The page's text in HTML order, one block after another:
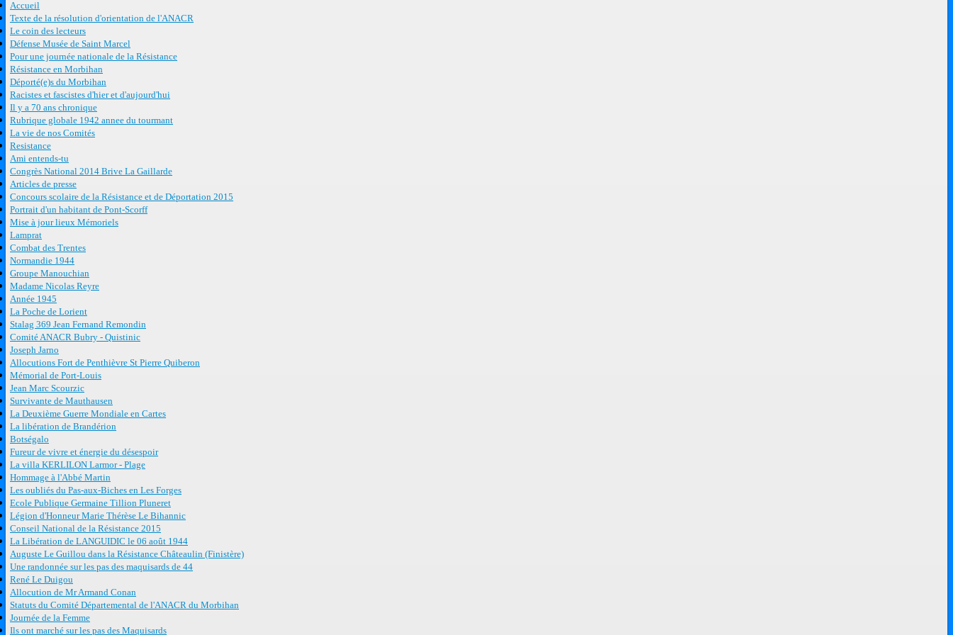
Accueil
Texte de la résolution d'orientation de l'ANACR
Le coin des lecteurs
Défense Musée de Saint Marcel
Pour une journée nationale de la Résistance
Résistance en Morbihan
Déporté(e)s du Morbihan
Racistes et fascistes d'hier et d'aujourd'hui
Il y a 70 ans chronique
Rubrique globale 1942 annee du tourmant
La vie de nos Comités
Resistance
Ami entends-tu
Congrès National 2014 Brive La Gaillarde
Articles de presse
Concours scolaire de la Résistance et de Déportation 2015
Portrait d'un habitant de Pont-Scorff
Mise à jour lieux Mémoriels
Lamprat
Combat des Trentes
Normandie 1944
Groupe Manouchian
Madame Nicolas Reyre
Année 1945
La Poche de Lorient
Stalag 369 Jean Fernand Remondin
Comité ANACR Bubry - Quistinic
Joseph Jarno
Allocutions Fort de Penthièvre St Pierre Quiberon
Mémorial de Port-Louis
Jean Marc Scourzic
Survivante de Mauthausen
La Deuxième Guerre Mondiale en Cartes
La libération de Brandérion
Botségalo
Fureur de vivre et énergie du désespoir
La villa KERLILON Larmor - Plage
Hommage à l'Abbé Martin
Les oubliés du Pas-aux-Biches en Les Forges
Ecole Publique Germaine Tillion Pluneret
Légion d'Honneur Marie Thérèse Le Bihannic
Conseil National de la Résistance 2015
La Libération de LANGUIDIC le 06 août 1944
Auguste Le Guillou dans la Résistance Châteaulin (Finistère)
Une randonnée sur les pas des maquisards de 44
René Le Duigou
Allocution de Mr Armand Conan
Statuts du Comité Départemental de l'ANACR du Morbihan
Journée de la Femme
Ils ont marché sur les pas des Maquisards